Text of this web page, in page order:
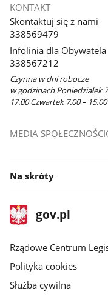
KONTAKT
Skontaktuj się z nami
338569479
Infolinia dla Obywatela
338567212
Czynna w dni robocze
w godzinach Poniedziałek
17.00 Czwartek 7.00 –
MEDIA
Na skróty
stopka
gov.plStrona
gov.pl
Rządowe Centrum
Polityka cookies
Służba cywilna